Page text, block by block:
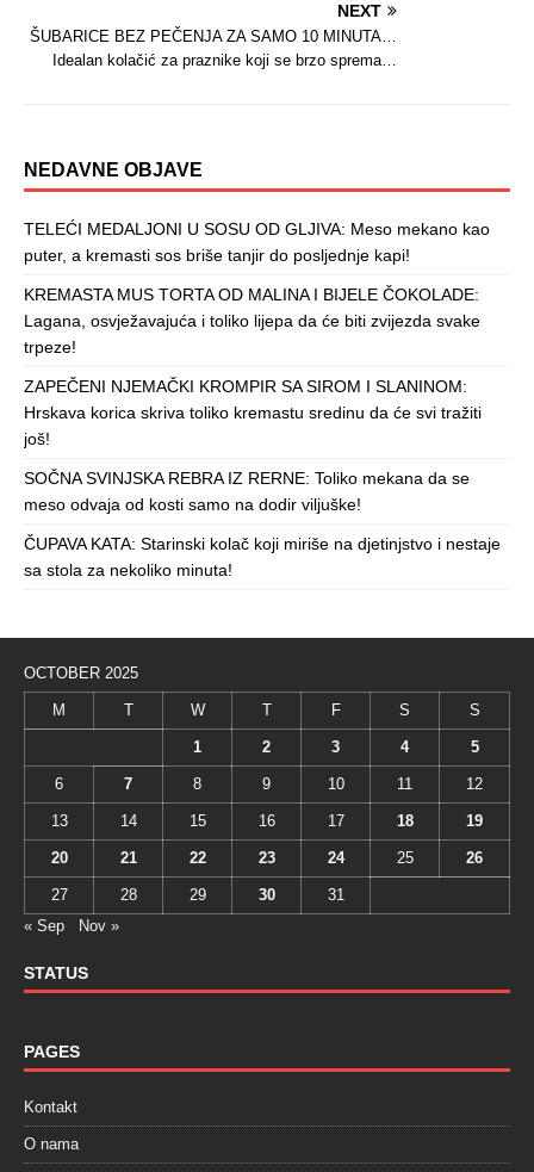
NEXT
ŠUBARICE BEZ PEČENJA ZA SAMO 10 MINUTA…
Idealan kolačić za praznike koji se brzo sprema…
NEDAVNE OBJAVE
TELEĆI MEDALJONI U SOSU OD GLJIVA: Meso mekano kao
puter, a kremasti sos briše tanjir do posljednje kapi!
KREMASTA MUS TORTA OD MALINA I BIJELE ČOKOLADE:
Lagana, osvježavajuća i toliko lijepa da će biti zvijezda svake
trpeze!
ZAPEČENI NJEMAČKI KROMPIR SA SIROM I SLANINOM:
Hrskava korica skriva toliko kremastu sredinu da će svi tražiti
još!
SOČNA SVINJSKA REBRA IZ RERNE: Toliko mekana da se
meso odvaja od kosti samo na dodir viljuške!
ČUPAVA KATA: Starinski kolač koji miriše na djetinjstvo i nestaje
sa stola za nekoliko minuta!
OCTOBER 2025
M T W T F S S
1 2 3 4 5
6 7 8 9 10 11 12
13 14 15 16 17 18 19
20 21 22 23 24 25 26
27 28 29 30
31
« Sep
Nov »
STATUS
PAGES
Kontakt
O nama